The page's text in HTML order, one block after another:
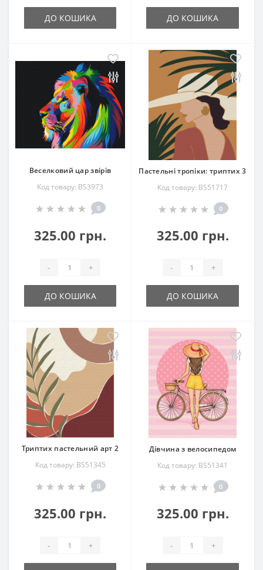
ДО КОШИКА ДО КОШИКА
Веселковий цар звірів
Код товару: BS3973
0
325.00 грн.
- +
ДО КОШИКА
Пастельні тропіки: триптих 3
Код товару: BS51717
0
325.00 грн.
- +
ДО КОШИКА
Триптих пастельний арт 2
Код товару: BS51345
0
325.00 грн.
- +
Дівчина з велосипедом
Код товару: BS51341
0
325.00 грн.
- +